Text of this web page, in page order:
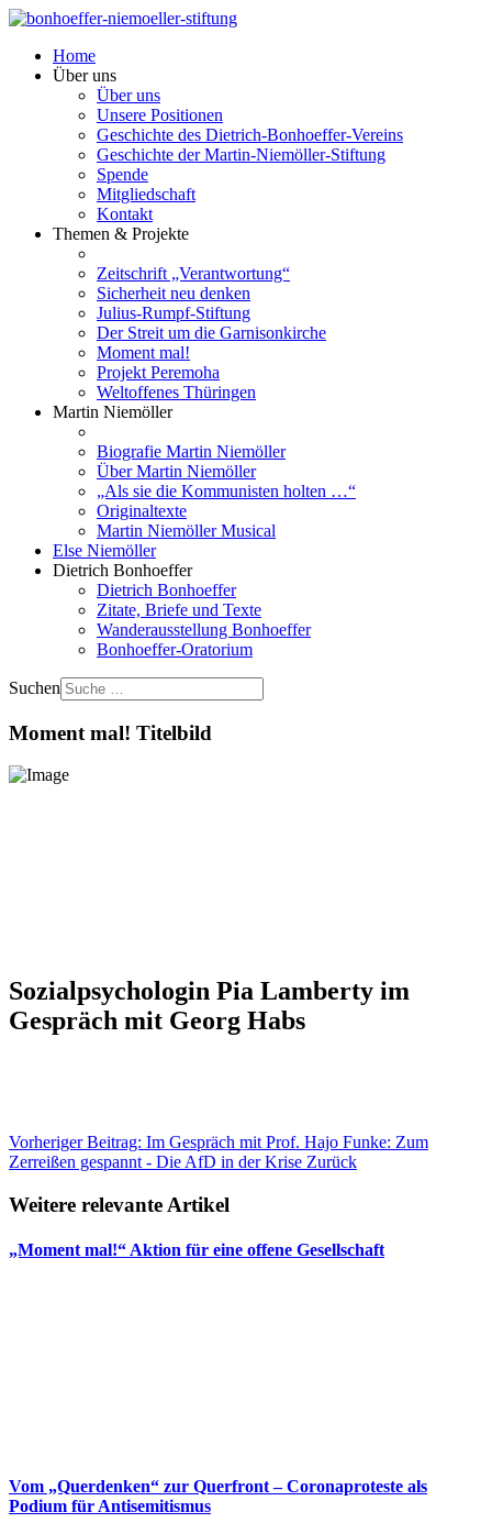
Home
Über uns
Über uns
Unsere Positionen
Geschichte des Dietrich-Bonhoeffer-Vereins
Geschichte der Martin-Niemöller-Stiftung
Spende
Mitgliedschaft
Kontakt
Themen & Projekte
Zeitschrift „Verantwortung“
Sicherheit neu denken
Julius-Rumpf-Stiftung
Der Streit um die Garnisonkirche
Moment mal!
Projekt Peremoha
Weltoffenes Thüringen
Martin Niemöller
Biografie Martin Niemöller
Über Martin Niemöller
„Als sie die Kommunisten holten …“
Originaltexte
Martin Niemöller Musical
Else Niemöller
Dietrich Bonhoeffer
Dietrich Bonhoeffer
Zitate, Briefe und Texte
Wanderausstellung Bonhoeffer
Bonhoeffer-Oratorium
Suchen
Moment mal! Titelbild
Sozialpsychologin Pia Lamberty im
Gespräch mit Georg Habs
Vorheriger Beitrag: Im Gespräch mit Prof. Hajo Funke: Zum
Zerreißen gespannt - Die AfD in der Krise Zurück
Weitere relevante Artikel
„Moment mal!“ Aktion für eine offene Gesellschaft
Vom „Querdenken“ zur Querfront – Coronaproteste als
Podium für Antisemitismus